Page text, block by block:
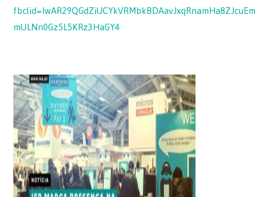
fbclid=IwAR29QGdZiUCYkVRMbkBDAavJxqRnamHa8ZJcuEm
mULNn0Gz5L5KRz3HaGY4